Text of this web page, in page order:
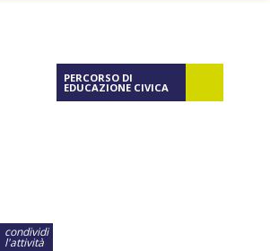
condividi
l'attività
PERCORSO DI
EDUCAZIONE CIVICA